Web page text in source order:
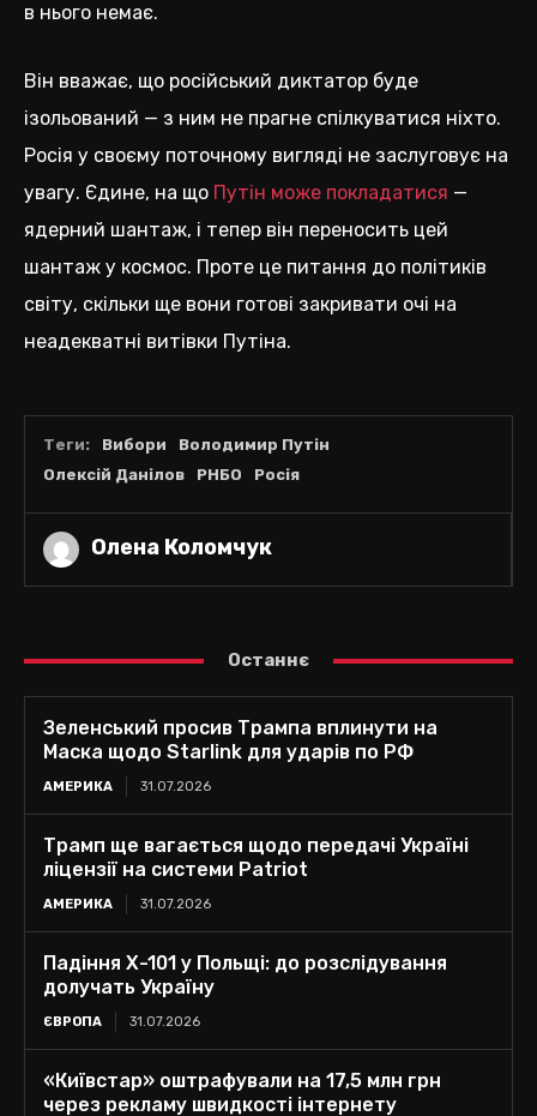
в нього немає.
Він вважає, що російський диктатор буде
ізольований — з ним не прагне спілкуватися ніхто.
Росія у своєму поточному вигляді не заслуговує на
увагу. Єдине, на що Путін може покладатися —
ядерний шантаж, і тепер він переносить цей
шантаж у космос. Проте це питання до політиків
світу, скільки ще вони готові закривати очі на
неадекватні витівки Путіна.
Олена Коломчук
Теги: Вибори
Володимир Путін
Олексій Данілов
РНБО Росія
Останнє
Зеленський просив Трампа вплинути на
Маска щодо Starlink для ударів по РФ
АМЕРИКА 31.07.2026
Трамп ще вагається щодо передачі Україні
ліцензії на системи Patriot
АМЕРИКА 31.07.2026
Падіння Х-101 у Польщі: до розслідування
долучать Україну
ЄВРОПА 31.07.2026
«Київстар» оштрафували на 17,5 млн грн
через рекламу швидкості інтернету